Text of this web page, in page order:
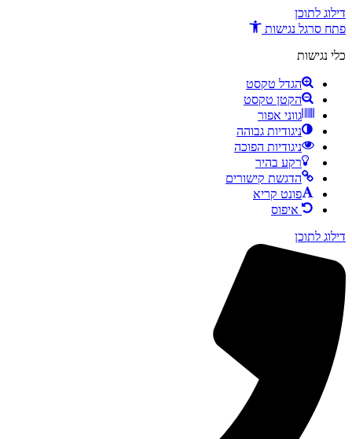
דילוג לתוכן
פתח סרגל נגישות
כלי נגישות
הגדל טקסט
הקטן טקסט
גווני אפור
ניגודיות גבוהה
ניגודיות הפוכה
רקע בהיר
הדגשת קישורים
פונט קריא
איפוס
דילוג לתוכן